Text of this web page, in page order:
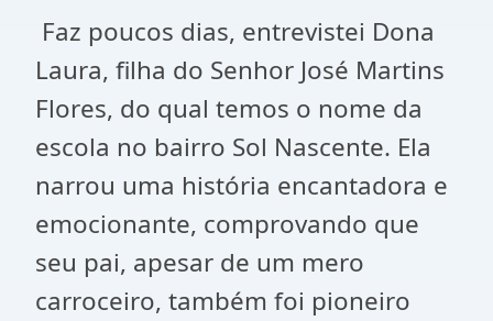
Faz poucos dias, entrevistei Dona
Laura, filha do Senhor José Martins
Flores, do qual temos o nome da
escola no bairro Sol Nascente. Ela
narrou uma história encantadora e
emocionante, comprovando que
seu pai, apesar de um mero
carroceiro, também foi pioneiro